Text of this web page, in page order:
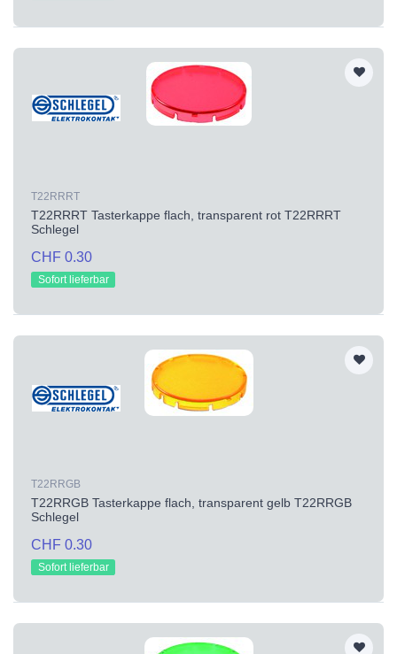
T22RRRT
T22RRRT Tasterkappe flach, transparent rot T22RRRT
Schlegel
CHF 0.30
Sofort lieferbar
T22RRGB
T22RRGB Tasterkappe flach, transparent gelb T22RRGB
Schlegel
CHF 0.30
Sofort lieferbar